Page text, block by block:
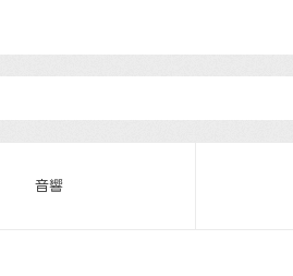
音響